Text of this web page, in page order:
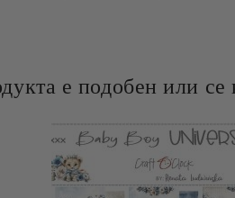
е подобен или